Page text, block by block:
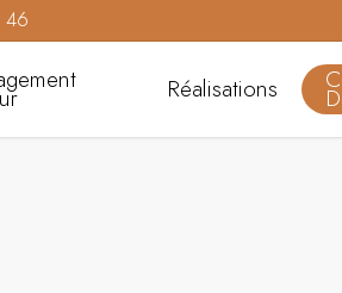
46
Réalisations